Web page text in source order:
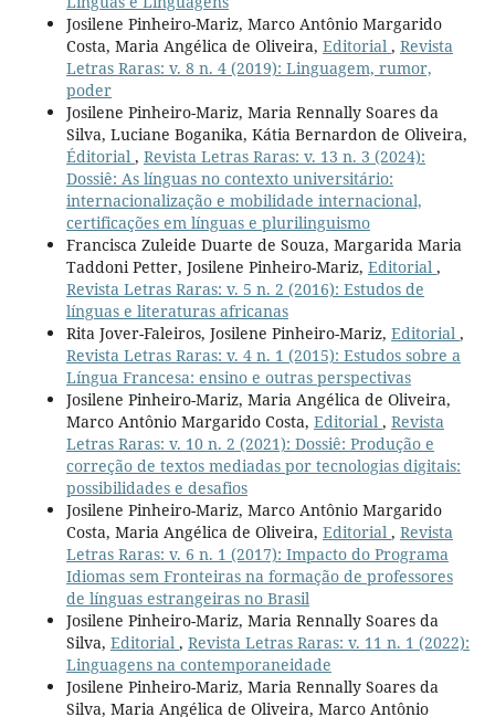
Josilene Pinheiro-Mariz, Marco Antônio Margarido
Costa, Maria Angélica de Oliveira, Editorial , Revista
Letras Raras: v. 8 n. 4 (2019): Linguagem, rumor,
poder
Josilene Pinheiro-Mariz, Maria Rennally Soares da
Silva, Luciane Boganika, Kátia Bernardon de Oliveira,
Éditorial , Revista Letras Raras: v. 13 n. 3 (2024):
Dossiê: As línguas no contexto universitário:
internacionalização e mobilidade internacional,
certificações em línguas e plurilinguismo
Francisca Zuleide Duarte de Souza, Margarida Maria
Taddoni Petter, Josilene Pinheiro-Mariz, Editorial ,
Revista Letras Raras: v. 5 n. 2 (2016): Estudos de
línguas e literaturas africanas
Rita Jover-Faleiros, Josilene Pinheiro-Mariz, Editorial ,
Revista Letras Raras: v. 4 n. 1 (2015): Estudos sobre a
Língua Francesa: ensino e outras perspectivas
Josilene Pinheiro-Mariz, Maria Angélica de Oliveira,
Marco Antônio Margarido Costa, Editorial , Revista
Letras Raras: v. 10 n. 2 (2021): Dossiê: Produção e
correção de textos mediadas por tecnologias digitais:
possibilidades e desafios
Josilene Pinheiro-Mariz, Marco Antônio Margarido
Costa, Maria Angélica de Oliveira, Editorial , Revista
Letras Raras: v. 6 n. 1 (2017): Impacto do Programa
Idiomas sem Fronteiras na formação de professores
de línguas estrangeiras no Brasil
Josilene Pinheiro-Mariz, Maria Rennally Soares da
Silva, Editorial , Revista Letras Raras: v. 11 n. 1 (2022):
Linguagens na contemporaneidade
Josilene Pinheiro-Mariz, Maria Rennally Soares da
Silva, Maria Angélica de Oliveira, Marco Antônio